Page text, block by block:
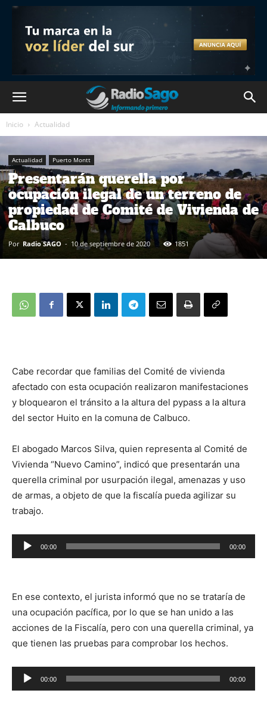
Inicio Actualidad
Actualidad Puerto Montt
Presentarán querella por
ocupación ilegal de un terreno de
propiedad de Comité de Vivienda de
Calbuco
Por Radio SAGO - 10 de septiembre de 2020 1851
Cabe recordar que familias del Comité de vivienda
afectado con esta ocupación realizaron manifestaciones
y bloquearon el tránsito a la altura del pypass a la altura
del sector Huito en la comuna de Calbuco.
El abogado Marcos Silva, quien representa al Comité de
Vivienda “Nuevo Camino”, indicó que presentarán una
querella criminal por usurpación ilegal, amenazas y uso
de armas, a objeto de que la fiscalía pueda agilizar su
trabajo.
Reproductor
de
00:00 00:00
En ese contexto, el jurista informó que no se trataría de
una ocupación pacífica, por lo que se han unido a las
acciones de la Fiscalía, pero con una querella criminal, ya
que tienen las pruebas para comprobar los hechos.
Reproductor
de
00:00 00:00